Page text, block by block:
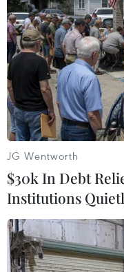
JG Wentworth
$30k In Debt
Institutions